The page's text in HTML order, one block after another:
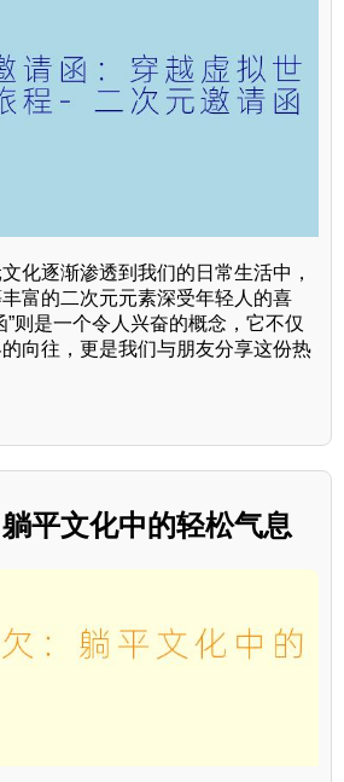
化逐渐渗透到我们的日常生活中，
富的二次元元素深受年轻人的喜
”则是一个令人兴奋的概念，它不仅
向往，更是我们与朋友分享这份热
平文化中的轻松气息